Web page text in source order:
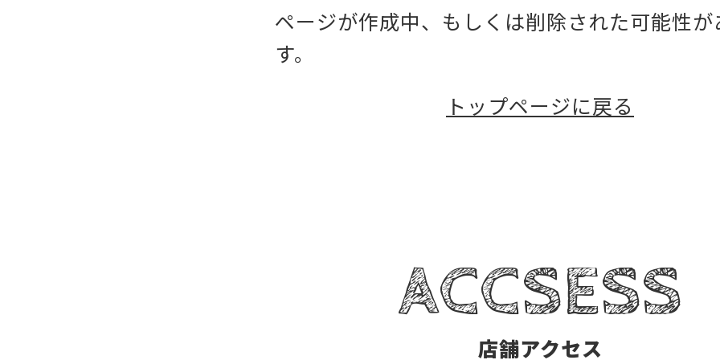
ページが作成中、もしくは削除された可能性
す。
トップページに戻る
ACCSESS
店舗アクセス